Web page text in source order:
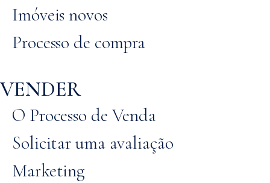
Imóveis novos
Processo de compra
VENDER
O Processo de Venda
Solicitar uma avaliação
Marketing